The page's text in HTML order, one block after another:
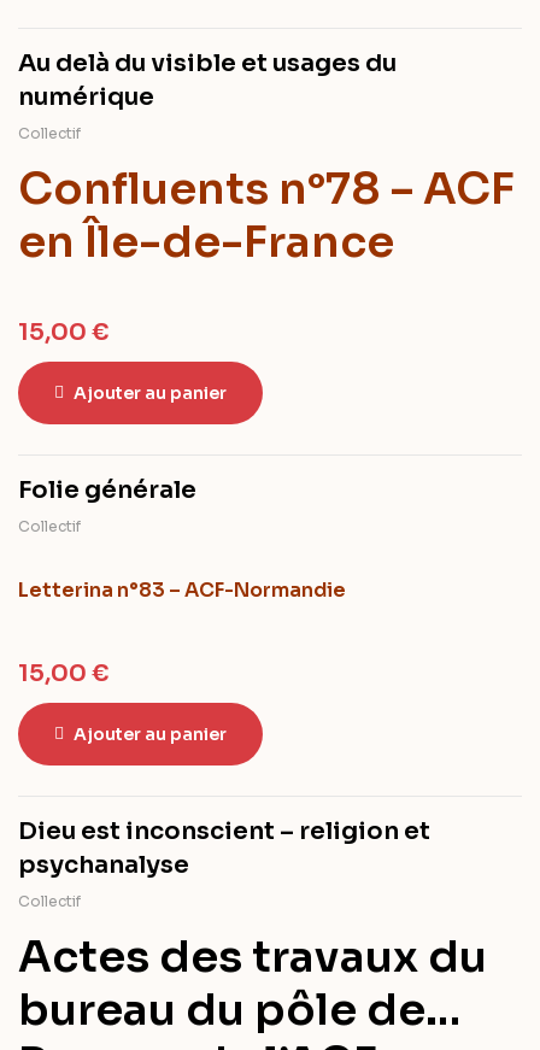
Au delà du visible et usages du
numérique
Collectif
Confluents n°78 – ACF
en Île-de-France
15,00 €
Ajouter au panier
Folie générale
Collectif
Letterina n°83 – ACF-Normandie
15,00 €
Ajouter au panier
Dieu est inconscient – religion et
psychanalyse
Collectif
Actes des travaux du
bureau du pôle de